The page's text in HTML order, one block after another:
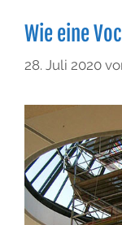
Wie eine
28. Juli 2020